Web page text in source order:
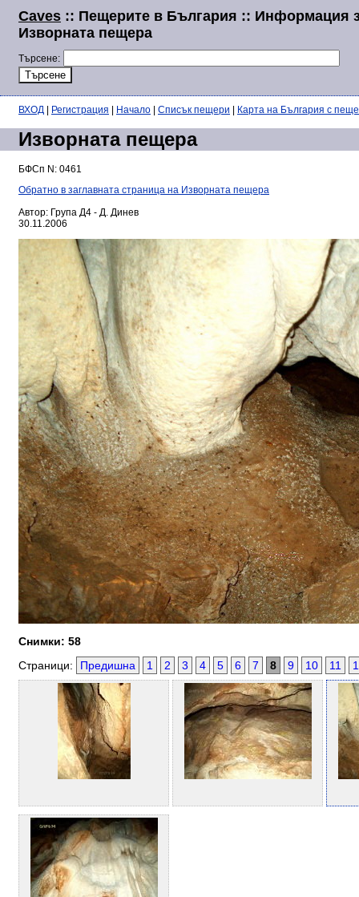
Caves :: Пещерите в България :: Информация
Изворната пещера
Търсене:
ВХОД Регистрация Начало Списък пещери Карта на България с
Изворната пещера
БФСп N: 0461
Обратно в заглавната страница на Изворната пещера
Автор: Група Д4 - Д. Динев
30.11.2006
Снимки: 58
Страници:
Предишна 1 2 3 4 5 6 7 8 9 10 11